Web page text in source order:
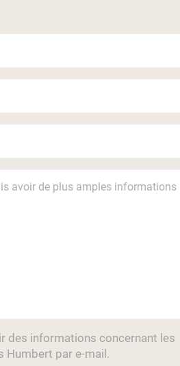
des informations concernant les
Humbert par e-mail.